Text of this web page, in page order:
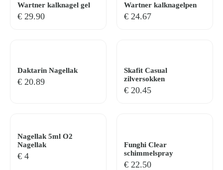
Wartner kalknagel gel
€ 29.90
Wartner kalknagelpen
€ 24.67
Daktarin Nagellak
€ 20.89
Skafit Casual
zilversokken
€ 20.45
Nagellak 5ml O2
Nagellak
€ 4
Funghi Clear
schimmelspray
€ 22.50